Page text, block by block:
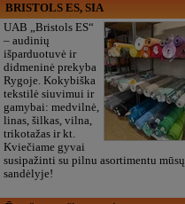
BRISTOLS ES, SIA
UAB „Bristols ES“
– audinių
išparduotuvė ir
didmeninė prekyba
Rygoje. Kokybiška
tekstilė siuvimui ir
gamybai: medvilnė,
linas, šilkas, vilna,
trikotažas ir kt.
Kviečiame gyvai
susipažinti su pilnu asortimentu mūsų
sandėlyje!